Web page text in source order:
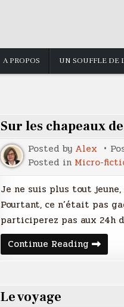
A PROPOS UN SOUFFLE DE
Sur les chapeaux
Posted by Alex
Posted in Micro-
Je ne suis plus tout
Pourtant, ce n’était pas
participerez pas aux 24h
Continue Reading Sur
les
Le voyage